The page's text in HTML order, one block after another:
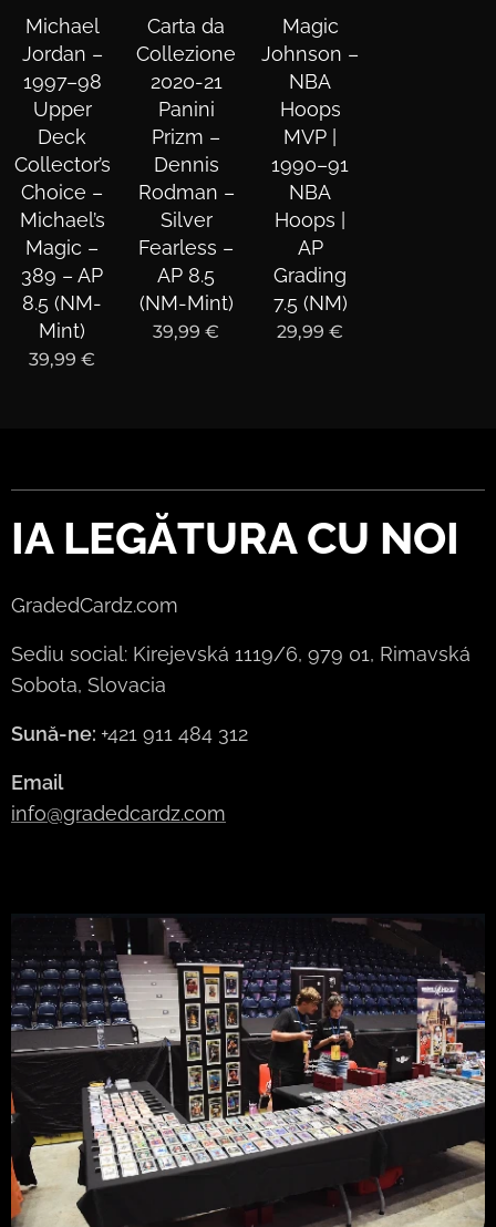
Michael
Jordan –
1997–98
Upper
Deck
Collector’s
Choice –
Michael’s
Magic –
389 – AP
8.5 (NM-
Mint)
39,99 €
Carta da
Collezione
2020-21
Panini
Prizm –
Dennis
Rodman –
Silver
Fearless –
AP 8.5
(NM-Mint)
39,99 €
Magic
Johnson –
NBA
Hoops
MVP |
1990–91
NBA
Hoops |
AP
Grading
7.5 (NM)
29,99 €
IA LEGĂTURA CU NOI
GradedCardz.com
Sediu social: Kirejevská 1119/6, 979 01, Rimavská
Sobota, Slovacia
Sună-ne: +421 911 484 312
Email
info@gradedcardz.com